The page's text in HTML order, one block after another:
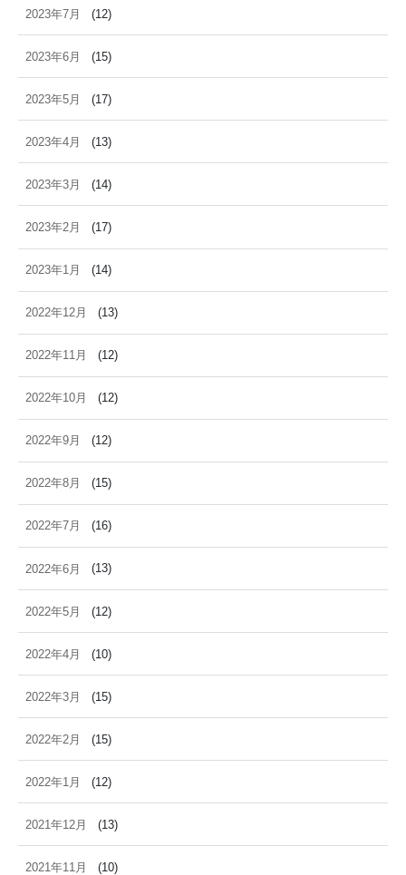
2023年7月 (12)
2023年6月 (15)
2023年5月 (17)
2023年4月 (13)
2023年3月 (14)
2023年2月 (17)
2023年1月 (14)
2022年12月 (13)
2022年11月 (12)
2022年10月 (12)
2022年9月 (12)
2022年8月 (15)
2022年7月 (16)
2022年6月 (13)
2022年5月 (12)
2022年4月 (10)
2022年3月 (15)
2022年2月 (15)
2022年1月 (12)
2021年12月 (13)
2021年11月 (10)